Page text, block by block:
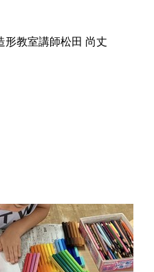
形教室講師松田 尚丈